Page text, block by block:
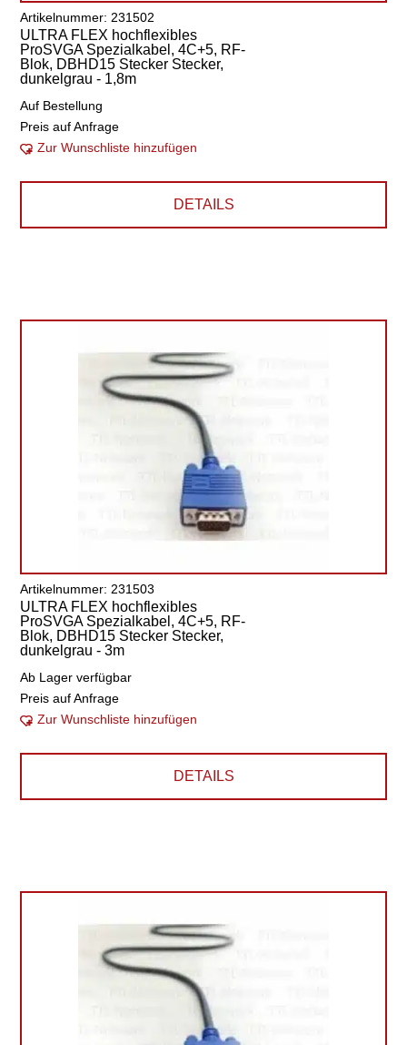
Artikelnummer: 231502
ULTRA FLEX hochflexibles
ProSVGA Spezialkabel, 4C+5, RF-
Blok, DBHD15 Stecker Stecker,
dunkelgrau - 1,8m
Auf Bestellung
Preis auf Anfrage
Zur Wunschliste hinzufügen
DETAILS
Artikelnummer: 231503
ULTRA FLEX hochflexibles
ProSVGA Spezialkabel, 4C+5, RF-
Blok, DBHD15 Stecker Stecker,
dunkelgrau - 3m
Ab Lager verfügbar
Preis auf Anfrage
Zur Wunschliste hinzufügen
DETAILS